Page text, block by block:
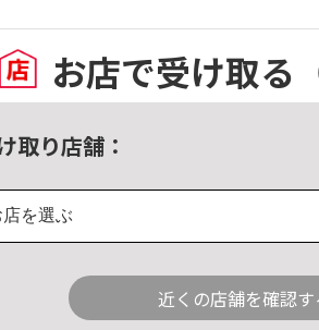
お店で受け取る
取り店舗：
店を選ぶ
近くの店舗を確認す